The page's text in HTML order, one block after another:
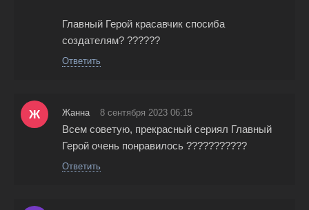
Главный Герой красавчик спосиба
создателям? ??????
Ответить
Ж Жанна 8 сентября 2023 06:15
Всем советую, прекрасный сериял Главный
Герой очень понравилось ???????????
Ответить